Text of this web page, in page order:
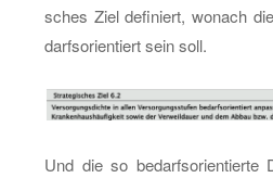
sches Ziel de­fi­niert, wo­nach
darfs­ori­en­tiert sein soll.
Und die so be­darfs­ori­en­tier­te